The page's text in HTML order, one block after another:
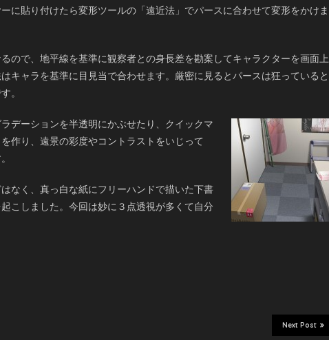
に貼り付けたら変形ツールの「遠近法」でパースに合わせて変形をかけま
ので、地平線を基準に観察者との身長差を勘案してキャラクターを画面上
キャラを基準に目見当で合わせます。厳密に見るとパースは狂っていると
。
デーションを半透明にかぶせたり、クイックマ
作り、遠景の彩度やコントラストをいじって
なく、真っ白な紙にフリーハンドで描いた下書
こしました。今回は妙に３点透視が多くて自分
Next Post